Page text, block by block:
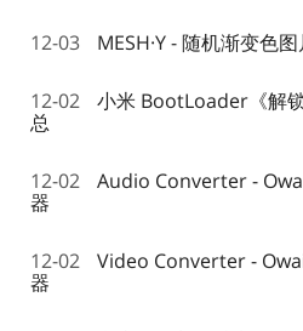
12-03 MESH·Y - 随机渐变色
12-02
小米 BootLoader《解
总
12-02
Audio Converter -
器
12-02
Video Converter -
器